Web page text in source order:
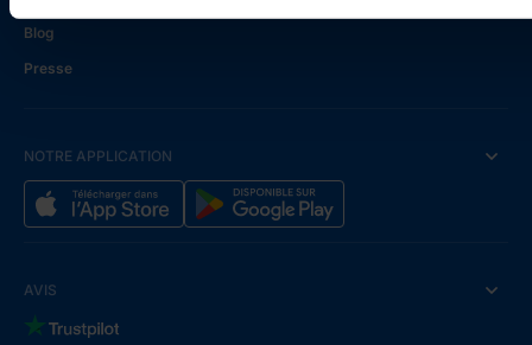
Blog
Presse
NOTRE APPLICATION
AVIS